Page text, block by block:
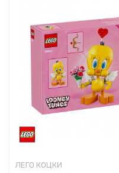
ЛЕГО КОЦКИ